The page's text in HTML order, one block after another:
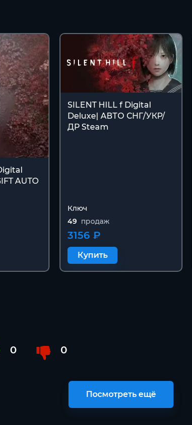
AUTO
SILENT HILL f Digital
Deluxe| АВТО СНГ/УКР/
ДР Steam
Ключ
49 продаж
3156 ₽
Купить
0 0
Посмотреть ещё